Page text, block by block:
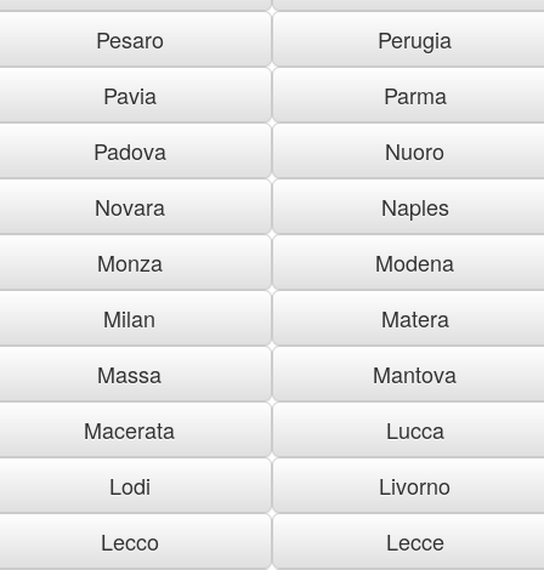
Pesaro
Perugia
Pavia
Parma
Padova
Nuoro
Novara
Naples
Monza
Modena
Milan
Matera
Massa
Mantova
Macerata
Lucca
Lodi
Livorno
Lecco
Lecce